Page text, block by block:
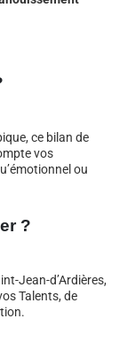
ce bilan de
vos
ou
?
Jean-d’Ardières,
Talents, de